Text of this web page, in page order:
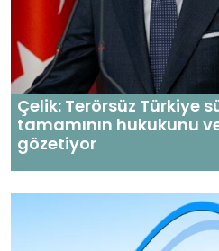
Çelik: Terörsüz Türkiye
tamamının hukukunu
gözetiyor